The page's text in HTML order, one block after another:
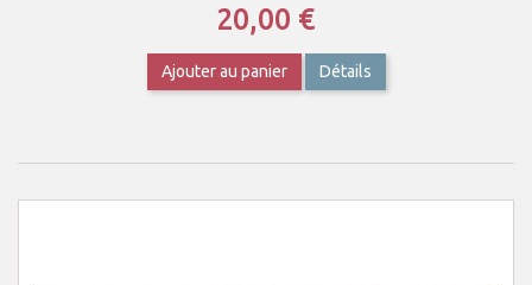
20,00 €
Ajouter au panier Détails